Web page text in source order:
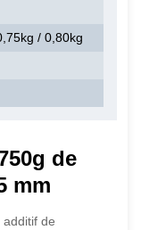
/ 0,80kg
de
mm
de